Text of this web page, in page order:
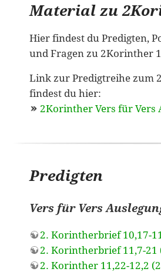
Material zu
Hier findest du Predigten,
und Fragen zu 2Korinther
Link zur Predigtreihe zum
findest du hier:
2Korinther Vers für Vers
Predigten
Vers für Vers
2. Korintherbrief 10,17-
2. Korintherbrief 11,7-21
2. Korinther 11,22-12,2